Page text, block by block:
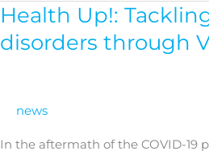
Health Up!:
disorders through
news
In the aftermath of the COVID-19
Health
Up!:
Tackling
through
VET